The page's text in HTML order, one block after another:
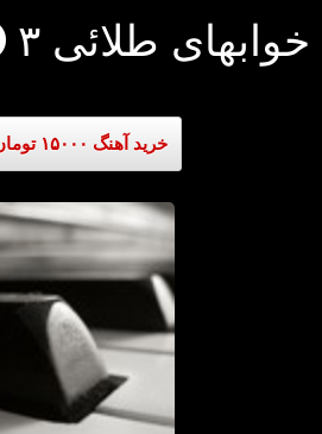
خوابهای طلائی ۳
خرید آهنگ ۱۵۰۰۰ تومان